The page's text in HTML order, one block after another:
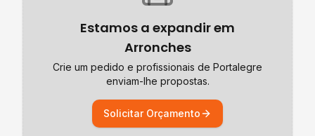
Estamos a expandir em
Arronches
Crie um pedido e profissionais de Portalegre
enviam-lhe propostas.
Solicitar Orçamento